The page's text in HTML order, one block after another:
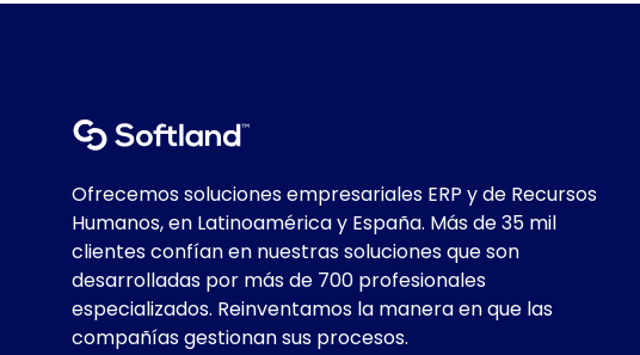
Ofrecemos soluciones empresariales ERP y de Recursos
Humanos, en Latinoamérica y España. Más de 35 mil
clientes confían en nuestras soluciones que son
desarrolladas por más de 700 profesionales
especializados. Reinventamos la manera en que las
compañías gestionan sus procesos.